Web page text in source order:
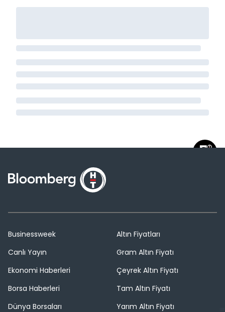
Businessweek
Canlı Yayın
Ekonomi Haberleri
Borsa Haberleri
Dünya Borsaları
Altın Fiyatları
Gram Altın Fiyatı
Çeyrek Altın Fiyatı
Tam Altın Fiyatı
Yarım Altın Fiyatı